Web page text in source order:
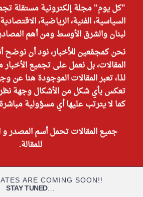
"كل يوم" مجلة إلكترونية مستقلة
السياسية، الفنية، الرياضية،
لبنان والشرق الأوسط ومن أهم
نحن كمجمّعين للأخبار، نود أن نوضح
المقالات، بل نعمل على تجميع
لذا، تعبر المقالات الموجودة هنا عن
تعكس بأي شكل من الأشكال وجهة
كما لا يترتب عليها أي مسؤولية
جميع المقالات تحمل أسم المصدر و
للمقالة.
ARE COMING SOON!!
STAY TUNED...